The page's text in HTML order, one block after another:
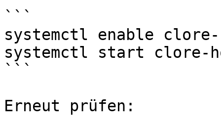
```
systemctl enable
systemctl start clore-
```
Erneut prüfen: